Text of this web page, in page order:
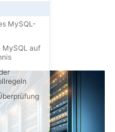
MySQL-
MySQL auf